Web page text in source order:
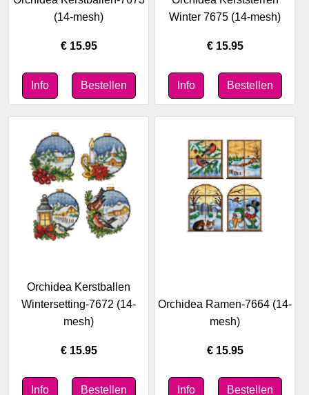
(14-mesh)
€ 15.95
Winter 7675 (14-mesh)
€ 15.95
Orchidea Kerstballen
Wintersetting-7672 (14-
mesh)
€ 15.95
Orchidea Ramen-7664 (14-
mesh)
€ 15.95